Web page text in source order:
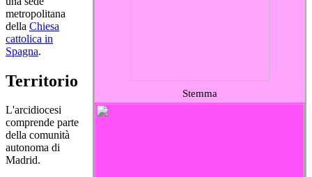
Stemma
metropolitana
della Chiesa
cattolica in
Spagna.
Territorio
L'arcidiocesi
comprende parte
della comunità
autonoma di
Madrid.